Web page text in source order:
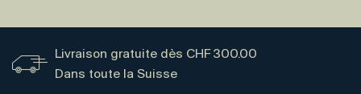
Livraison gratuite dès CHF 300.00
Dans toute la Suisse